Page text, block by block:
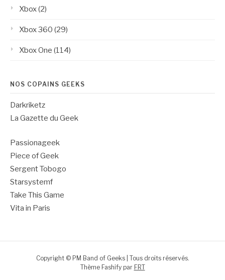
Xbox(2)
Xbox 360 (29)
Xbox One (114)
NOS COPAINS GEEKS
Darkriketz
La Gazette du Geek
Passionageek
Piece of Geek
Sergent Tobogo
Starsystemf
Take This Game
Vita in Paris
Copyright © PM Band of Geeks | Tous droits réservés.
Thème Fashify par FRT